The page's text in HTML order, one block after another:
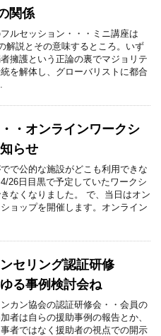
関係
ルセッション・・・ミニ講座は
解説とその意味するところ。いず
擁護という正論の裏でマジョリテ
を解体し、グローバリストに都合
・オンラインワークシ
らせ
で公的な施設がどこも利用できな
26日目黒で予定していたワークシ
なくなりました。 で、当日はオン
ョップを開催します。オンライン
セリング認証研修
事例検討会ね
カン協会の認証研修会・・会員の
者は自らの援助事例の報告とか、
者ではなく援助者の視点での開示